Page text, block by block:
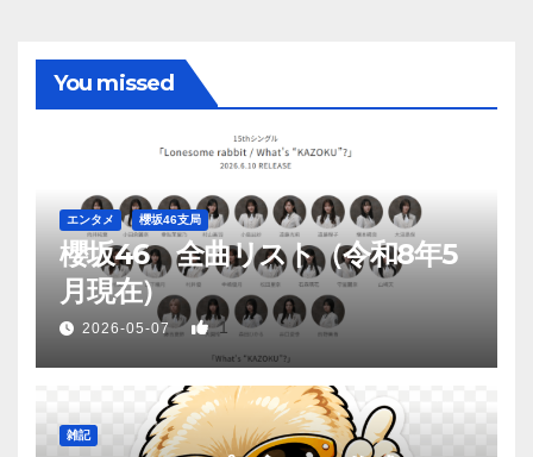
You missed
エンタメ 櫻坂46支局
櫻坂46 全曲リスト（令和8年5
月現在）
2026-05-07 1
雑記